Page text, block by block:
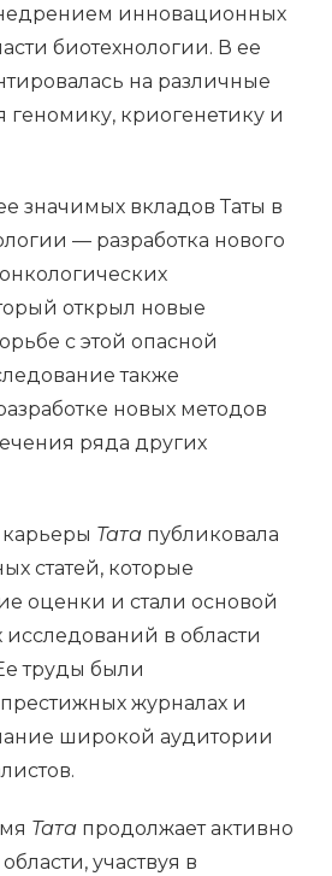
инновационных
биотехнологии. В ее
на различные
геномику, криогенетику и
значимых вкладов Таты в
— разработка нового
открыл новые
с этой опасной
также
новых методов
ряда других
Тата публиковала
статей, которые
оценки и стали основой
в области
труды были
журналах и
широкой аудитории
Тата продолжает активно
участвуя в